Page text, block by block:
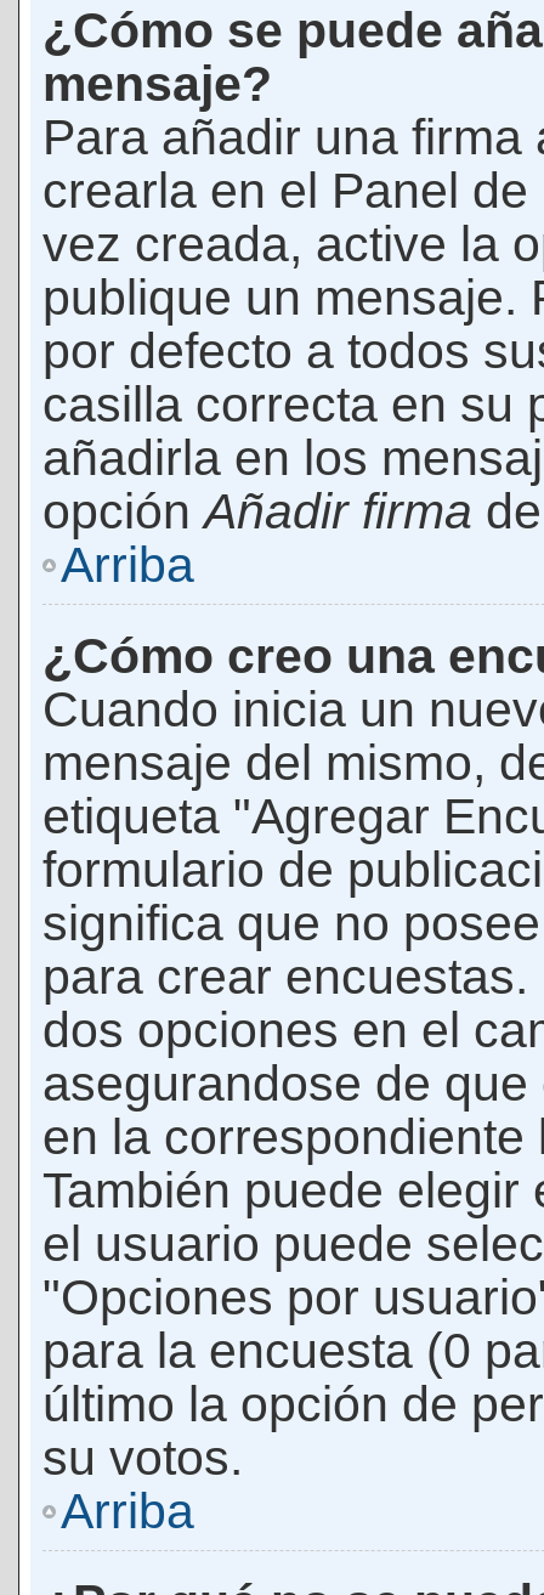
¿Cómo se puede
mensaje?
Para añadir una
crearla en el Panel
vez creada, active la
publique un mensaje.
por defecto a todos
casilla correcta en su
añadirla en los
opciónAñadir firma
Arriba
¿Cómo creo una
Cuando inicia un
mensaje del mismo,
etiqueta "Agregar
formulario de
significa que no
para crear
dos opciones en el
asegurandose de
en la
También puede
el usuario puede
"Opciones por
para la encuesta (0
último la opción de
su votos.
Arriba